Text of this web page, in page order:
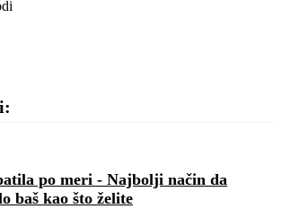
po meri - Najbolji način da
baš kao što želite